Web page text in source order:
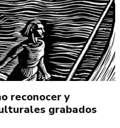
reconocer y
grabados